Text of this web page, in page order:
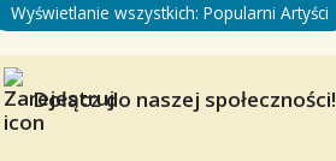
Wyświetlanie wszystkich: Popularni Artyści
Dołącz do naszej społeczności!